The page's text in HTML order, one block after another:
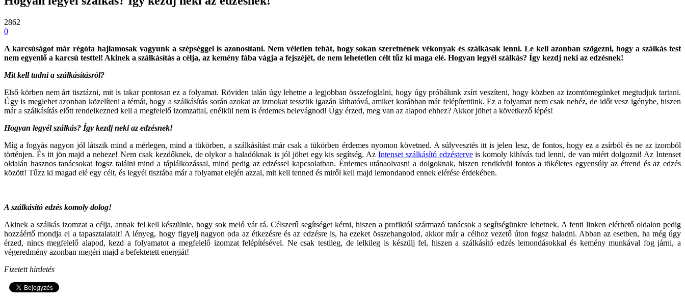
2862
0
A karcsúságot már régóta hajlamosak vagyunk a szépséggel is azonosítani. Nem véletlen tehát, hogy sokan szeretnének vékonyak és szálkásak lenni. Le kell azonban szögezni, hogy a szálkás test
nem egyenlő a karcsú testtel! Akinek a szálkásítás a célja, az kemény fába vágja a fejszéjét, de nem lehetetlen célt tűz ki maga elé. Hogyan legyél szálkás? Így kezdj neki az edzésnek!
Mit kell tudni a szálkásításról?
Első körben nem árt tisztázni, mit is takar pontosan ez a folyamat. Röviden talán úgy lehetne a legjobban összefoglalni, hogy úgy próbálunk zsírt veszíteni, hogy közben az izomtömegünket megtudjuk tartani.
Úgy is meglehet azonban közelíteni a témát, hogy a szálkásítás során azokat az izmokat tesszük igazán láthatóvá, amiket korábban már felépítettünk. Ez a folyamat nem csak nehéz, de időt vesz igénybe, hiszen
már a szálkásítás előtt rendelkezned kell a megfelelő izomzattal, enélkül nem is érdemes belevágnod! Úgy érzed, meg van az alapod ehhez? Akkor jöhet a következő lépés!
Hogyan legyél szálkás? Így kezdj neki az edzésnek!
Míg a fogyás nagyon jól látszik mind a mérlegen, mind a tükörben, a szálkásítást már csak a tükörben érdemes nyomon követned. A súlyvesztés itt is jelen lesz, de fontos, hogy ez a zsírból és ne az izomból
történjen. És itt jön majd a neheze! Nem csak kezdőknek, de olykor a haladóknak is jól jöhet egy kis segítség. Az Intenset szálkásító edzésterveis komoly kihívás tud lenni, de van miért dolgozni! Az Intenset
oldalán hasznos tanácsokat fogsz találni mind a táplálkozással, mind pedig az edzéssel kapcsolatban. Érdemes utánaolvasni a dolgoknak, hiszen rendkívül fontos a tökéletes egyensúly az étrend és az edzés
között! Tűzz ki magad elé egy célt, és legyél tisztába már a folyamat elején azzal, mit kell tenned és miről kell majd lemondanod ennek elérése érdekében.
A szálkásító edzés komoly dolog!
Akinek a szálkás izomzat a célja, annak fel kell készülnie, hogy sok meló vár rá. Célszerű segítséget kérni, hiszen a profiktól származó tanácsok a segítségünkre lehetnek. A fenti linken elérhető oldalon pedig
hozzáértő mondja el a tapasztalatait! A lényeg, hogy figyelj nagyon oda az étkezésre és az edzésre is, ha ezeket összehangolod, akkor már a célhoz vezető úton fogsz haladni. Abban az esetben, ha még úgy
érzed, nincs megfelelő alapod, kezd a folyamatot a megfelelő izomzat felépítésével. Ne csak testileg, de lelkileg is készülj fel, hiszen a szálkásító edzés lemondásokkal és kemény munkával fog járni, a
végeredmény azonban megéri majd a befektetett energiát!
Fizetett hirdetés